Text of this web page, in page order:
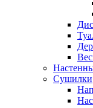
Сушилки